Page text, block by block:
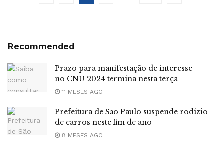
Recommended
Prazo para manifestação de interesse
no CNU 2024 termina nesta terça
11 MESES AGO
Prefeitura de São Paulo suspende rodízio
de carros neste fim de ano
8 MESES AGO